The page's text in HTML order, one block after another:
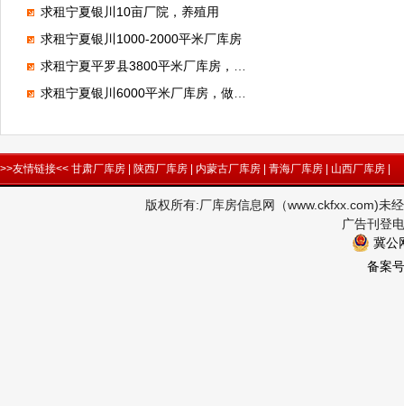
求租宁夏银川10亩厂院，养殖用
求租宁夏银川1000-2000平米厂库房
求租宁夏平罗县3800平米厂库房，做仓储
求租宁夏银川6000平米厂库房，做钢结构
>>友情链接<< 甘肃厂库房 | 陕西厂库房 | 内蒙古厂库房 | 青海厂库房 | 山西厂库房 |
版权所有:厂库房信息网（www.ckfxx.com)未
广告刊登
冀公
备案